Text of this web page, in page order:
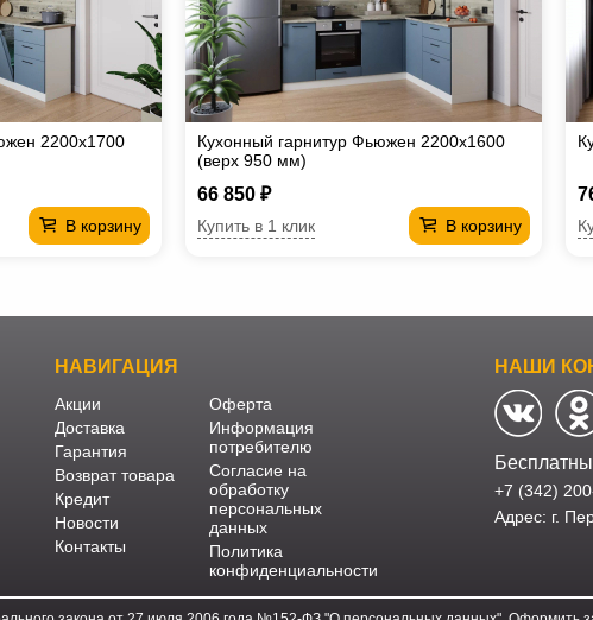
2200х1700
В корзину
Кухонный гарнитур Фьюжен 2200х1600
(верх 950 мм)
66 850 ₽
В корзину
Купить в 1 клик
НАВИГАЦИЯ
Акции
Доставка
Гарантия
Возврат товара
Кредит
Новости
Контакты
Оферта
Информация
потребителю
Согласие на
обработку
персональных
данных
Политика
конфиденциальности
НАШИ
+7 (342)
Адрес: г.